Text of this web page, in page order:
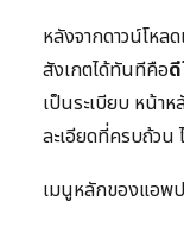
หลังจากดาวน์โหล
สังเกตได้ทันทีคือ
เป็นระเบียบ หน้า
ละเอียดที่ครบถ้วน
เมนูหลักของแอพ